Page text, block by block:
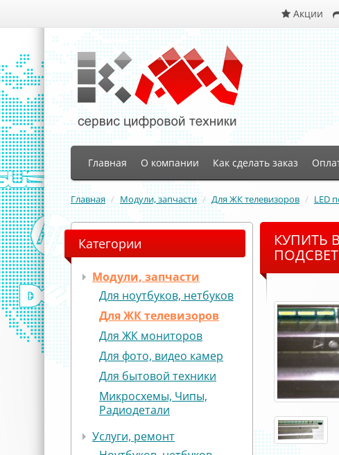
Акции
Главная О компании Как сделать заказ
Главная Модули, запчасти Для ЖК телевизоров LED
Категории
Модули, запчасти
Для ноутбуков, нетбуков
Для ЖК телевизоров
Для ЖК мониторов
Для фото, видео камер
Для бытовой техники
Микросхемы, Чипы,
Радиодетали
Услуги, ремонт
КУПИТЬ В